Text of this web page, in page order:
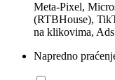
Meta-Pixel,
(RTBHouse),
na klikovima,
Napredno